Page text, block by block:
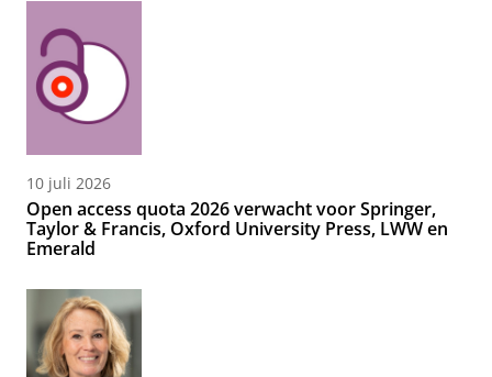
10 juli 2026
Open access quota 2026 verwacht voor Springer,
Taylor & Francis, Oxford University Press, LWW en
Emerald